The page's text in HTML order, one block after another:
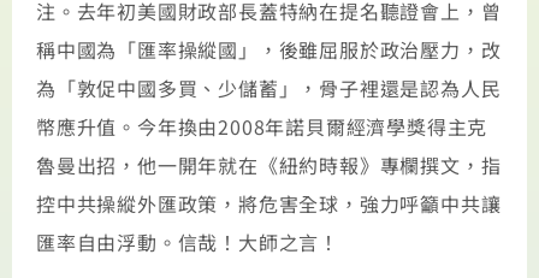
注。去年初美國財政部長蓋特納在提名聽證會上，曾
稱中國為「匯率操縱國」，後雖屈服於政治壓力，改
為「敦促中國多買、少儲蓄」，骨子裡還是認為人民
幣應升值。今年換由2008年諾貝爾經濟學獎得主克
魯曼出招，他一開年就在《紐約時報》專欄撰文，指
控中共操縱外匯政策，將危害全球，強力呼籲中共讓
匯率自由浮動。信哉！大師之言！